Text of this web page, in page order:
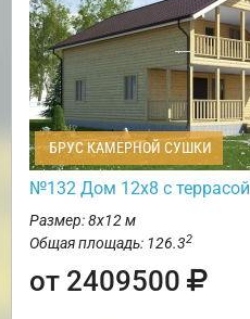
БРУС КАМЕРНОЙ СУШКИ
№132 Дом 12х8 с террасой
Размер: 8х12 м
Общая площадь: 126.32
от 2409500